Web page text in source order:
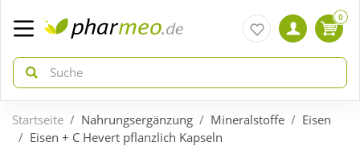
zurück
zurück
0
Startseite Nahrungsergänzung Mineralstoffe
Eisen
Eisen + C Hevert pflanzlich Kapseln